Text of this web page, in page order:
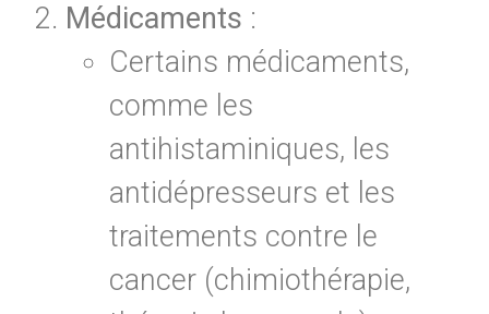
Médicaments :
Certains médicaments,
comme les
antihistaminiques, les
antidépresseurs et les
traitements contre le
cancer (chimiothérapie,